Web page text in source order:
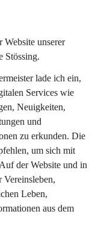
unserer
Stössing.
lade ich ein,
Services wie
Neuigkeiten,
und
zu erkunden. Die
um sich mit
der Website und in
Vereinsleben,
Leben,
aus dem